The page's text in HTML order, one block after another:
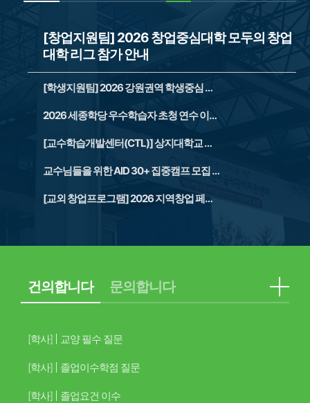
[창업지원팀] 2026 창업중심대학 모두의 창업
대학 리그 참가 안내
[학생지원팀] 2026 강원권역 학생중심 교육혁신 AI캠프 참가자 모집 안내
2026 세종학당 우수학습자 초청 연수 이끄미(자원봉사자) 모집
[교수학습개발센터(CTL)] 상지대학교 교수학습개발센터 8월 소식지(뉴스레터)
교수님들을 위한 AID 30+ 집중캠프 모집 안내
[교외 창업프로그램] 2026 지역창업 페스티벌 연계 제106회 대전창업포럼 안내
건의합니다 문의합니다
[학사] 교양 필수 질문
[학사] 졸업이수학점 질문
[학사] 졸업요건 이수